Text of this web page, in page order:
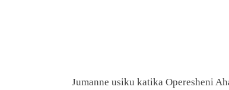
Jumanne usiku katika Operesheni